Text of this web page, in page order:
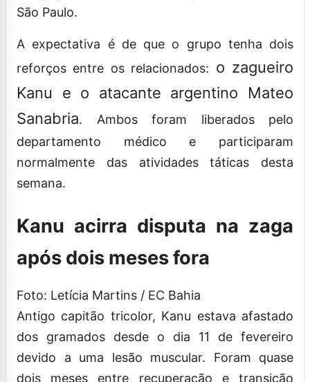
São Paulo.
A expectativa é de que o grupo tenha dois
reforços entre os relacionados: o zagueiro
Kanu e o atacante argentino Mateo
Sanabria. Ambos foram liberados pelo
departamento médico e participaram
normalmente das atividades táticas desta
semana.
Kanu acirra disputa na zaga
após dois meses fora
Foto: Letícia Martins / EC Bahia
Antigo capitão tricolor, Kanu estava afastado
dos gramados desde o dia 11 de fevereiro
devido a uma lesão muscular. Foram quase
dois meses entre recuperação e transição